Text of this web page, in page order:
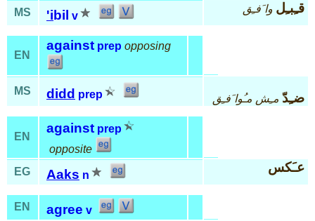
MS
'ibil v
قـِبـِل وا َفـِق
EN
against prep opposing
MS didd prep ضـِدّ مـِش مـُوا َفـِق
EN
against prep
opposite
EG
Aaks n
عـَكس
EN agree v